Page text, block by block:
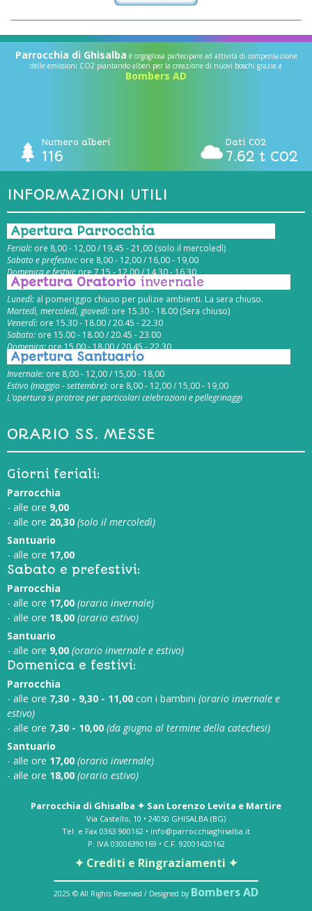
Parrocchia di Ghisalba è orgogliosa partecipare ad attività di compensazione
delle emissioni CO2 piantando alberi per la creazione di nuovi boschi grazie a
Bombers AD
Numero alberi
116
Dati CO2
7.62 t CO2
INFORMAZIONI UTILI
Apertura Parrocchia
Feriali: ore 8,00 - 12,00 / 19,45 - 21,00 (solo il mercoledì)
Sabato e prefestivi: ore 8,00 - 12,00 / 16,00 - 19,00
Domenica e festivi:ore 7,15 - 12,00 / 14,30 - 16,30
Apertura Oratorio invernale
Lunedì: al pomeriggio chiuso per pulizie ambienti. La sera chiuso.
Martedì, mercoledì, giovedì: ore 15.30 - 18.00 (Sera chiuso)
Venerdì: ore 15.30 - 18.00 / 20.45 - 22.30
Sabato: ore 15.00 - 18.00 / 20.45 - 23.00
Domenica:ore 15.00 - 18.00 / 20.45 - 22.30
Apertura Santuario
Invernale: ore 8,00 - 12,00 / 15,00 - 18,00
Estivo (maggio - settembre): ore 8,00 - 12,00 / 15,00 - 19,00
L’apertura si protrae per particolari celebrazioni e pellegrinaggi
ORARIO SS. MESSE
Giorni feriali:
Parrocchia
- alle ore 9,00
- alle ore 20,30 (solo il mercoledì)
Santuario
- alle ore 17,00
Sabato e prefestivi:
Parrocchia
- alle ore 17,00 (orario invernale)
- alle ore 18,00 (orario estivo)
Santuario
- alle ore 9,00 (orario invernale e estivo)
Domenica e festivi:
Parrocchia
- alle ore 7,30 - 9,30 - 11,00 con i bambini (orario invernale e
estivo)
- alle ore 7,30 - 10,00 (da giugno al termine della catechesi)
Santuario
- alle ore 17,00 (orario invernale)
- alle ore 18,00 (orario estivo)
Parrocchia di Ghisalba ✦ San Lorenzo Levita e Martire
Via Castello, 10 • 24050 GHISALBA (BG)
Tel. e Fax 0363 900162 • info@parrocchiaghisalba.it
P. IVA 03006390169 • C.F. 92001420162
✦ Crediti e Ringraziamenti ✦
2025 © All Rights Reserved / Designed by Bombers AD